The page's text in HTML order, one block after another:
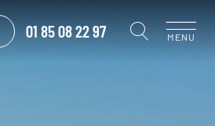
01 85 08 22 97 MENU